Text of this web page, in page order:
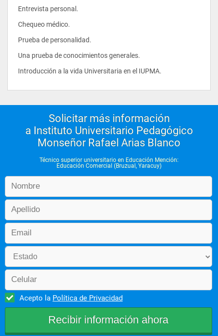
  Entrevista personal.
  Chequeo médico.
  Prueba de personalidad.
  Una prueba de conocimientos generales.
  Introducción a la vida Universitaria en el IUPMA.
Solicitar más información
a Instituto Universitario Pedagógico
Monseñor Rafael Arias Blanco
Técnico superior universitario en Educación Mención:
Educación Comercial (Bruzual, Yaracuy)
Acepto la Política de Privacidad